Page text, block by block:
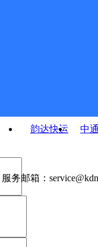
韵达快运
中
服务邮箱：